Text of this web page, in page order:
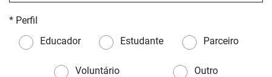
* Perfil
Educador
Estudante Parceiro
Voluntário Outro